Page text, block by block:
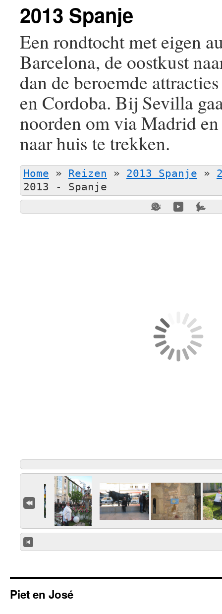
2013 Spanje
Een rondtocht met eigen
Barcelona, de oostkust
dan de beroemde
en Cordoba. Bij Sevilla
noorden om via Madrid
naar huis te trekken.
Home » Reizen » 2013 Spanje »
2013 - Spanje
Piet en José